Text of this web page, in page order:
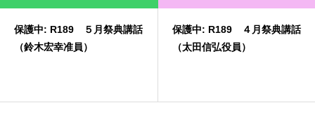
祭典講話
保護中: R189 ４月祭典講話
（太田信弘役員）
保護中: R189 ３
（長谷川玉枝婦人